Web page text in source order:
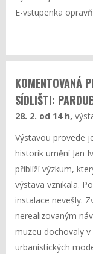
E-vstupenka
KOMENTOVANÁ
SÍDLIŠTI:
28. 2. od 14 h,
Výstavou provede
historik umění Jan
přiblíží výzkum,
výstava vznikala.
instalace nevešly.
nerealizovaným
muzeu dochovaly
urbanistických